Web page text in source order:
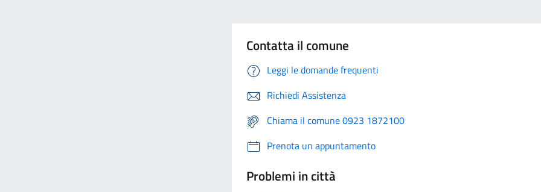
Contatta il comune
Leggi le domande frequenti
Richiedi Assistenza
Chiama il comune 0923 1872100
Prenota un appuntamento
Problemi in città